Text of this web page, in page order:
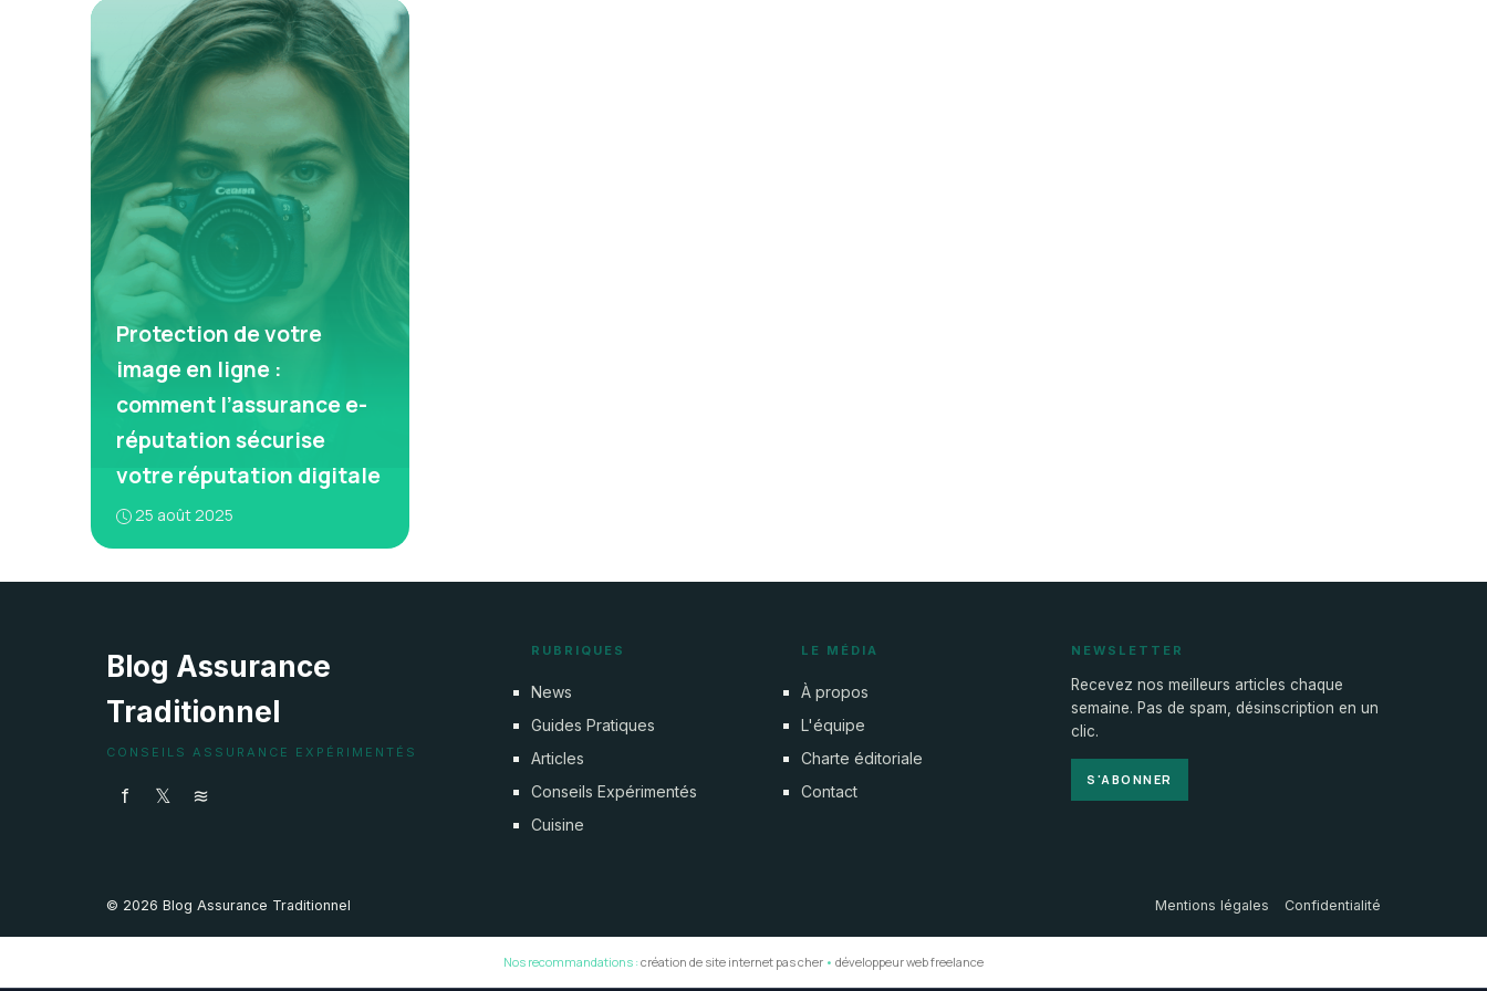
Protection de votre
image en ligne :
comment l’assurance e-
réputation sécurise
votre réputation digitale
25 août 2025
Blog Assurance
Traditionnel
CONSEILS ASSURANCE EXPÉRIMENTÉS
f 𝕏 ≋
RUBRIQUES
News
Guides Pratiques
Articles
Conseils Expérimentés
Cuisine
LE MÉDIA
À propos
L'équipe
Charte éditoriale
Contact
NEWSLETTER
Recevez nos meilleurs articles chaque
semaine. Pas de spam, désinscription en un
clic.
S'ABONNER
© 2026 Blog Assurance Traditionnel Mentions légales Confidentialité
Nos recommandations : création de site internet pas cher • développeur web freelance